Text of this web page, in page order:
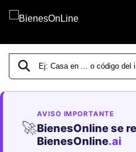
🚀
AVISO IMPORTANTE
BienesOnline se
BienesOnline.ai